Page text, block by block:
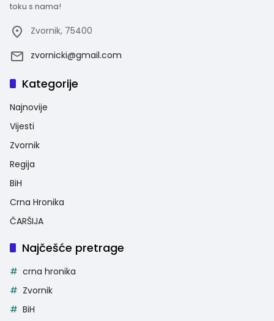
toku s nama!
Zvornik, 75400
zvornicki@gmail.com
Kategorije
Najnovije
Vijesti
Zvornik
Regija
BiH
Crna Hronika
ČARŠIJA
Najčešće pretrage
crna hronika
Zvornik
BiH